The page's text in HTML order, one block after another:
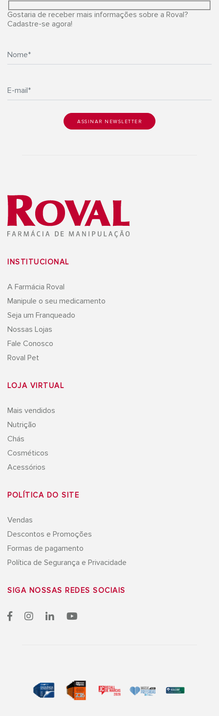
Gostaria de receber mais informações sobre a Roval?
Cadastre-se agora!
INSTITUCIONAL
A Farmácia Roval
Manipule o seu medicamento
Seja um Franqueado
Nossas Lojas
Fale Conosco
Roval Pet
LOJA VIRTUAL
Mais vendidos
Nutrição
Chás
Cosméticos
Acessórios
POLÍTICA DO SITE
Vendas
Descontos e Promoções
Formas de pagamento
Política de Segurança e Privacidade
SIGA NOSSAS REDES SOCIAIS